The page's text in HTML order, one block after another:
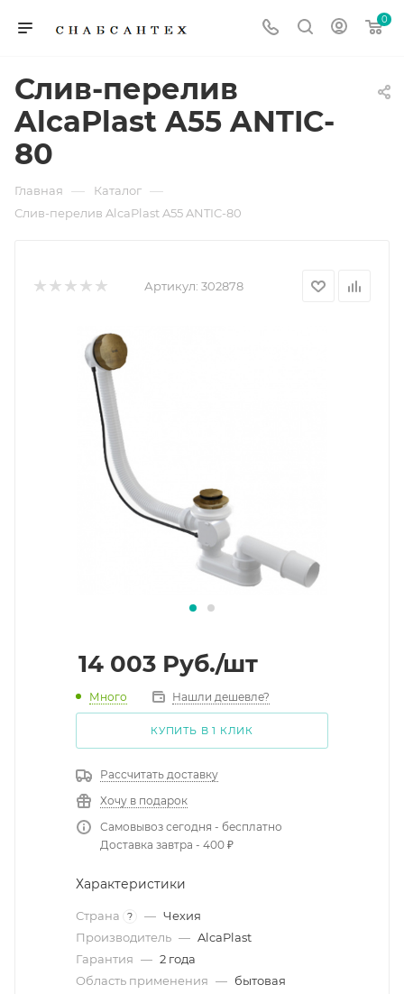
0
Слив-перелив
AlcaPlast A55 ANTIC-
80
Главная — Каталог —
Слив-перелив AlcaPlast A55 ANTIC-80
Артикул: 302878
14 003 Руб./шт
Много Нашли дешевле?
КУПИТЬ В 1 КЛИК
Рассчитать доставку
Хочу в подарок
Самовывоз сегодня - бесплатно
Доставка завтра - 400 ₽
Характеристики
Страна ? — Чехия
Производитель — AlcaPlast
Гарантия — 2 года
Область применения — бытовая